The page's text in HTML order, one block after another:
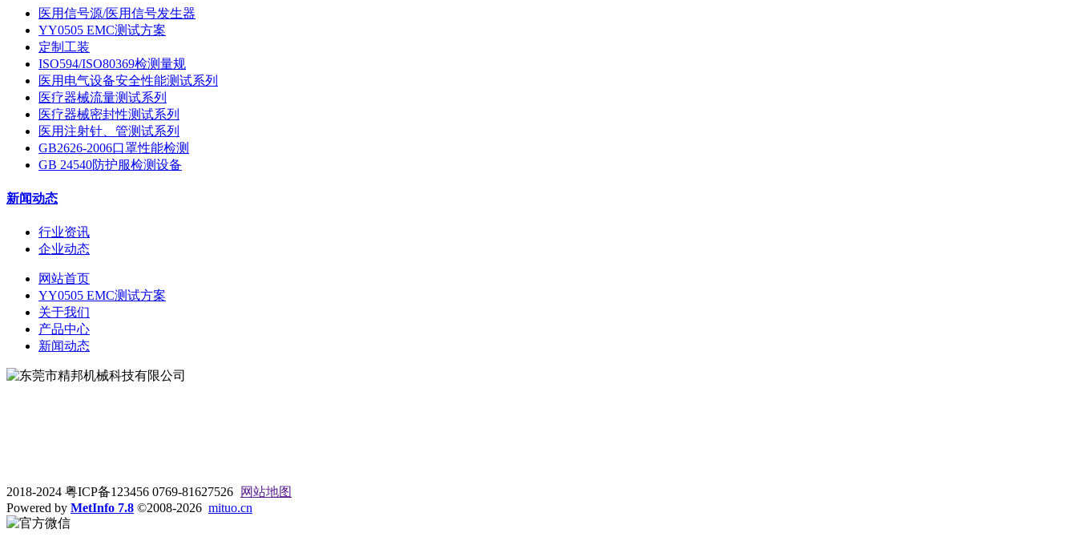
医用信号源/医用信号发生器
YY0505 EMC测试方案
定制工装
ISO594/ISO80369检测量规
医用电气设备安全性能测试系列
医疗器械流量测试系列
医疗器械密封性测试系列
医用注射针、管测试系列
GB2626-2006口罩性能检测
GB 24540防护服检测设备
新闻动态
行业资讯
企业动态
网站首页
YY0505 EMC测试方案
关于我们
产品中心
新闻动态
2018-2024 粤ICP备123456 0769-81627526
网站地图
Powered by MetInfo 7.8 ©2008-2026 mituo.cn